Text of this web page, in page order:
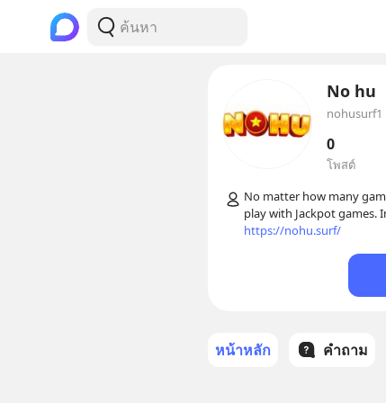
No hu
nohusurf1
0
โพสต์
No matter how many
https://nohu.surf/
หน้าหลัก คำถาม